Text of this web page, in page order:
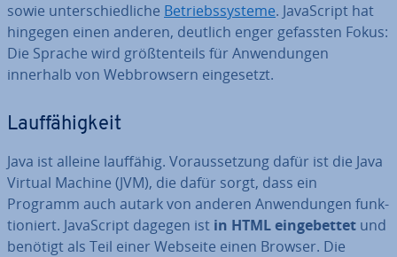
sowie un­ter­schied­li­che Be­triebs­sys­te­me. Ja­va­Script hat
hingegen einen anderen, deutlich enger gefassten Fokus:
Die Sprache wird größ­ten­teils für An­wen­dun­gen
innerhalb von Web­brow­sern ein­ge­setzt.
Lauf­fä­hig­keit
Java ist alleine lauffähig. Vor­aus­set­zung dafür ist die Java
Virtual Machine (JVM), die dafür sorgt, dass ein
Programm auch autark von anderen An­wen­dun­gen funk­
tio­niert. Ja­va­Script dagegen ist in HTML ein­ge­bet­tet und
benötigt als Teil einer Webseite einen Browser. Die